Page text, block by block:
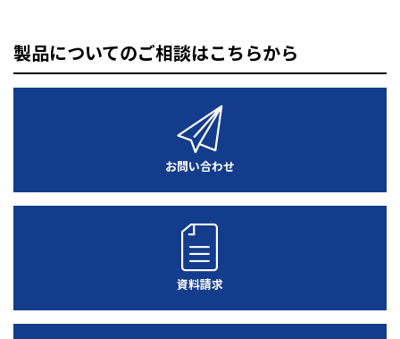
製品についてのご相談はこちらから
お問い合わせ
資料請求